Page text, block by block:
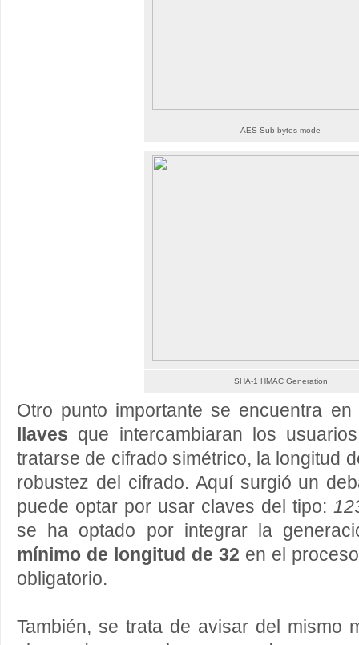
AES Sub-bytes mode
SHA-1 HMAC Generation
Otro punto importante se encuentra
llaves que intercambiaran los
tratarse de cifrado simétrico, la longitud
robustez del cifrado. Aquí surgió un
puede optar por usar claves del tipo:
se ha optado por integrar la
mínimo de longitud de 32 en el
obligatorio.
También, se trata de avisar del mismo